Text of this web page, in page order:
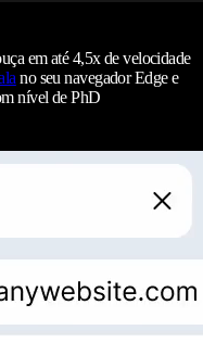
em até 4,5x de velocidade
no seu navegador Edge e
nível de PhD